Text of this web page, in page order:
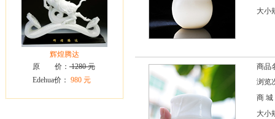
辉煌腾达
原 价： 1280 元
Edehua价： 980 元
大小
商品
浏览
商 城
大小